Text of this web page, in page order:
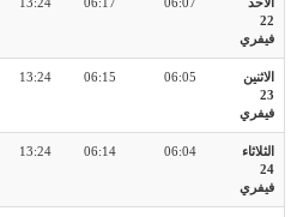
22
فيفري
الاثنين
23
فيفري
06:05
06:15
13:24
الثلاثاء
24
فيفري
06:04
06:14
13:24